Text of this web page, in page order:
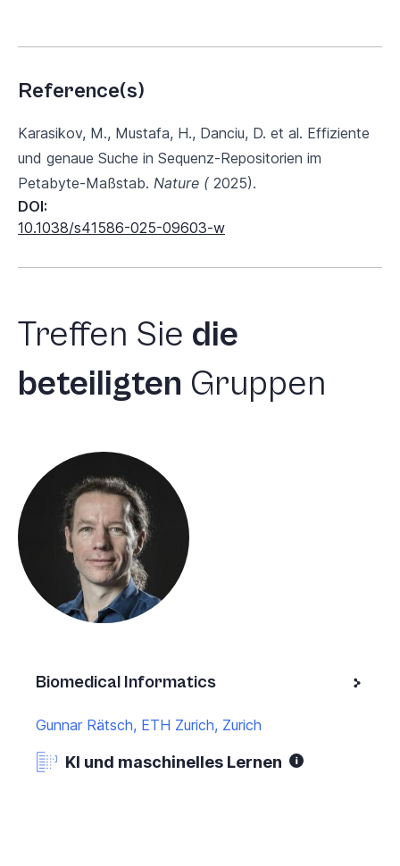
Reference(s)
Karasikov, M., Mustafa, H., Danciu, D. et al. Effiziente
und genaue Suche in Sequenz-Repositorien im
Petabyte-Maßstab. Nature ( 2025).
DOI:
10.1038/s41586-025-09603-w
Treffen Sie die
beteiligten Gruppen
Biomedical Informatics
Gunnar Rätsch, ETH Zurich, Zurich
KI und maschinelles Lernen